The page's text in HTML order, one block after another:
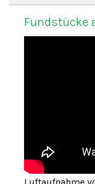
Fundstücke
Luftaufnahme